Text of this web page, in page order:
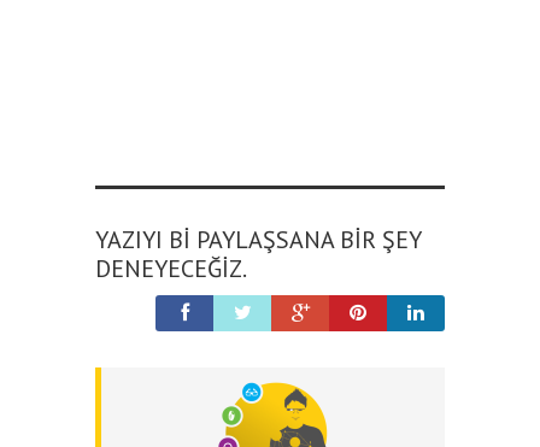
YAZIYI BI PAYLAŞSANA BIR ŞEY
DENEYECEĞIZ.